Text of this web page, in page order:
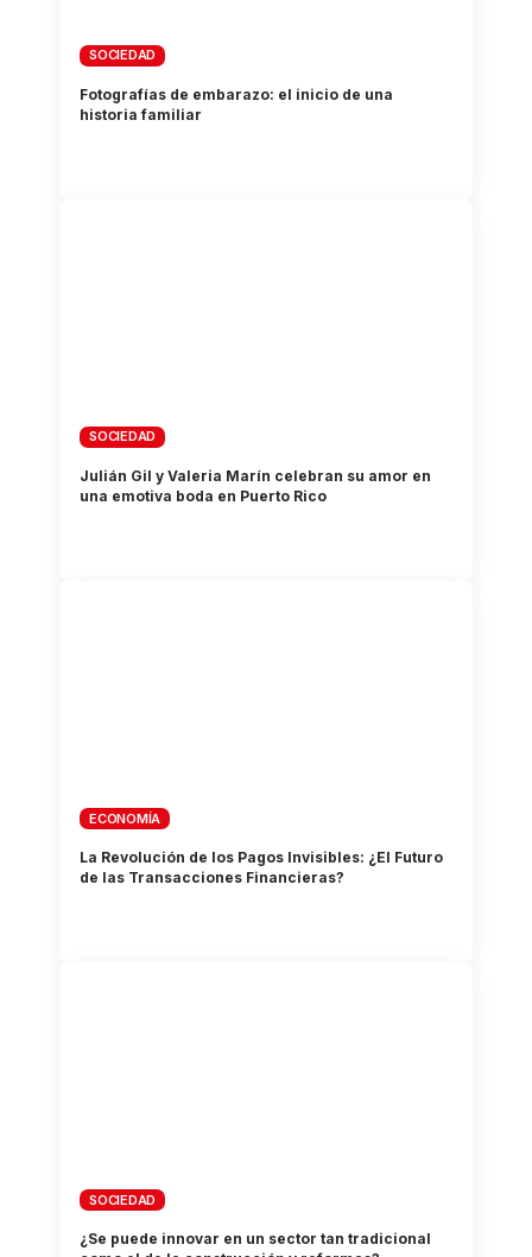
SOCIEDAD
Fotografías de embarazo: el inicio de una
historia familiar
SOCIEDAD
Julián Gil y Valeria Marín celebran su amor en
una emotiva boda en Puerto Rico
ECONOMÍA
La Revolución de los Pagos Invisibles: ¿El Futuro
de las Transacciones Financieras?
SOCIEDAD
¿Se puede innovar en un sector tan tradicional